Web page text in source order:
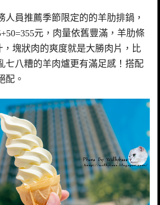
人員推薦季節限定的的羊肋排鍋，
元，肉量依舊豐滿，羊肋條
，塊狀肉的爽度就是大勝肉片，比
七八糟的羊肉爐更有滿足感！搭配
配。